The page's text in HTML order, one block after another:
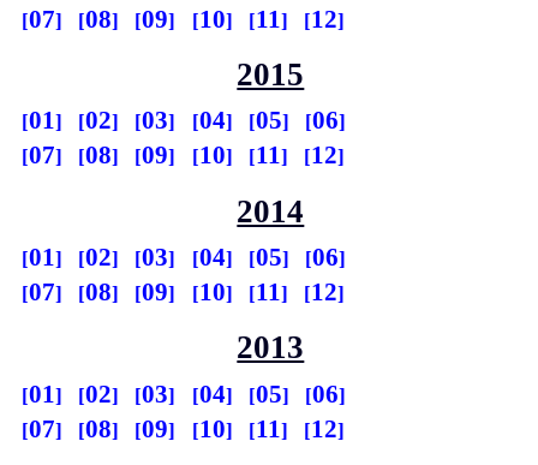
07
08 09 10 11 12
2015
01 02 03 04 05
06
07
08 09 10 11 12
2014
01 02 03 04 05
06
07
08 09 10 11 12
2013
01 02 03 04 05
06
07
08 09 10 11 12